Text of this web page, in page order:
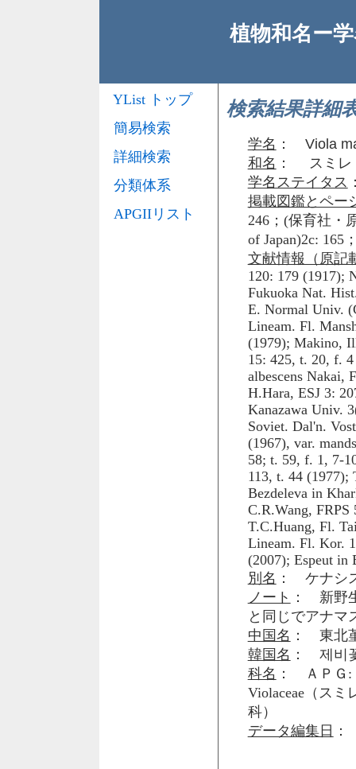
植物和名ー
検索結果詳細
学名 ： Viola
和名 ： スミレ
学名ステイタス
掲載図鑑とペー
246；(保育社・
of Japan)2c: 165
文献情報（原記
120: 179 (1917);
Fukuoka Nat.
E. Normal Univ.
Lineam. Fl.
(1979); Makino,
15: 425, t. 20, f.
albescens Nakai,
H.Hara, ESJ 3:
Kanazawa Univ.
Soviet. Dal'n.
(1967), var.
58; t. 59, f. 1, 7-
113, t. 44 (1977);
Bezdeleva in
C.R.Wang,
T.C.Huang, Fl.
Lineam. Fl. Kor.
(2007); Espeut in
別名 ： ケナシ
ノート ： 新野
と同じでアナマ
中国名 ： 東北
韓国名 ： 제비
科名 ： ＡＰＧ:
Violaceae（ス
科）
データ編集日
YList トップ
簡易検索
詳細検索
分類体系
APGIIリスト